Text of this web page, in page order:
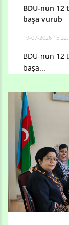
BDU-nun 12
başa vurub
19-07-2026
BDU-nun 12
başa...